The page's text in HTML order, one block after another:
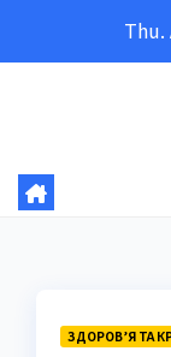
Thu.
ЗДОРОВ’Я ТА